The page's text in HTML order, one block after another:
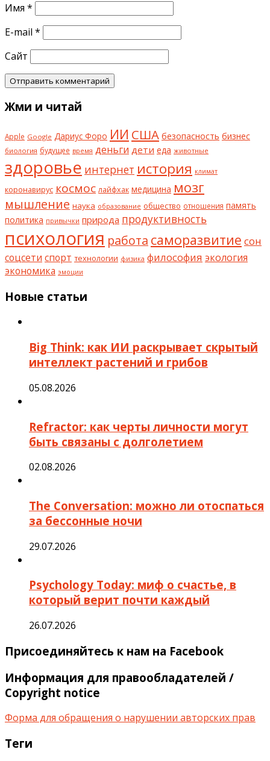
Имя *
E-mail *
Сайт
Жми и читай
Apple Google Дариус Форо ИИ США безопасность бизнес
биология будущее время деньги дети еда животные
здоровье интернет история климат
коронавирус космос лайфхак медицина мозг
мышление наука образование общество отношения память
политика привычки природа продуктивность
психология работа саморазвитие сон
соцсети спорт технологии физика философия экология
экономика эмоции
Новые статьи
Big Think: как ИИ раскрывает скрытый
интеллект растений и грибов
05.08.2026
Refractor: как черты личности могут
быть связаны с долголетием
02.08.2026
The Conversation: можно ли отоспаться
за бессонные ночи
29.07.2026
Psychology Today: миф о счастье, в
который верит почти каждый
26.07.2026
Присоединяйтесь к нам на Facebook
Информация для правообладателей /
Copyright notice
Форма для обращения о нарушении авторских прав
Теги